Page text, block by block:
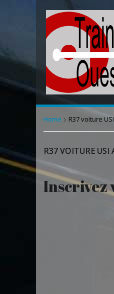
Home R37 voiture
R37 VOITURE USI
Inscrivez